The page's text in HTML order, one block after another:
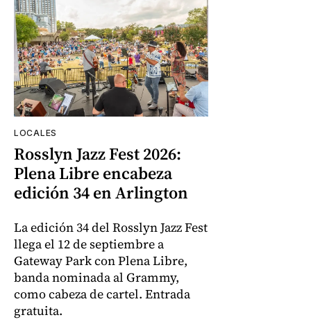
LOCALES
Rosslyn Jazz Fest 2026:
Plena Libre encabeza
edición 34 en Arlington
La edición 34 del Rosslyn Jazz Fest
llega el 12 de septiembre a
Gateway Park con Plena Libre,
banda nominada al Grammy,
como cabeza de cartel. Entrada
gratuita.